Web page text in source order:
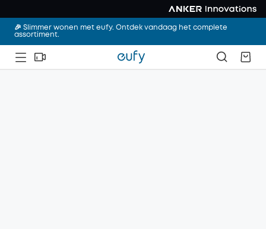
🎉 Slimmer wonen met eufy. Ontdek vandaag het complete
assortiment.